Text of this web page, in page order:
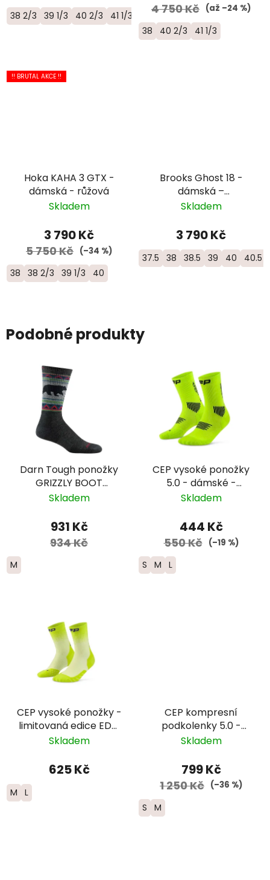
38 2/3 39 1/3 40 2/3 41 1/3 4 750 Kč (až –24 %)
38 40 2/3 41 1/3
!! BRUTAL AKCE !!
Hoka KAHA 3 GTX -
dámská - růžová
Skladem
3 790 Kč
5 750 Kč (–34 %)
38 38 2/3 39 1/3 40
Brooks Ghost 18 -
dámská –
černá/oranžová
Skladem
3 790 Kč
37.5 38 38.5 39 40 40.5
Podobné produkty
Darn Tough ponožky
GRIZZLY BOOT
Midweight Merino -
Skladem
931 Kč
934 Kč
M
CEP vysoké ponožky
5.0 - dámské -
zelená/černá
Skladem
444 Kč
550 Kč (–19 %)
S M L
CEP vysoké ponožky -
limitovaná edice EDT.
FADE - dámské -
Skladem
625 Kč
M L
CEP kompresní
podkolenky 5.0 -
dámské - žlutá/
Skladem
799 Kč
1 250 Kč (–36 %)
S M